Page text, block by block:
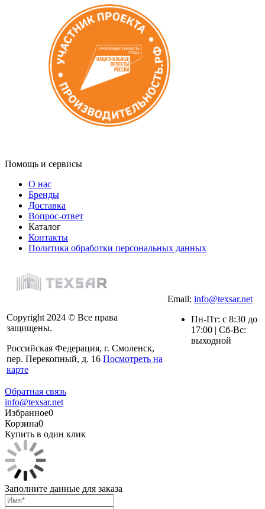
Помощь и сервисы
О нас
Бренды
Доставка
Вопрос-ответ
Каталог
Контакты
Политика обработки персональных данных
Copyright 2024 © Все права
защищены.
Российская Федерация, г. Смоленск,
пер. Перекопный, д. 16 Посмотреть на
карте
Email: info@texsar.net
Пн-Пт: с 8:30 до
17:00 | Сб-Вс:
выходной
Обратная связь
info@texsar.net
Избранное0
Корзина0
Купить в один клик
Заполните данные для заказа